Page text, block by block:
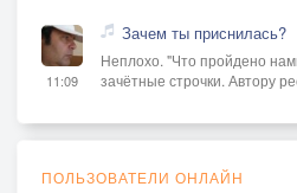
11:09
Зачем ты приснилась?
Неплохо. "Что пройдено
зачётные строчки. Автору
ПОЛЬЗОВАТЕЛИ ОНЛАЙН